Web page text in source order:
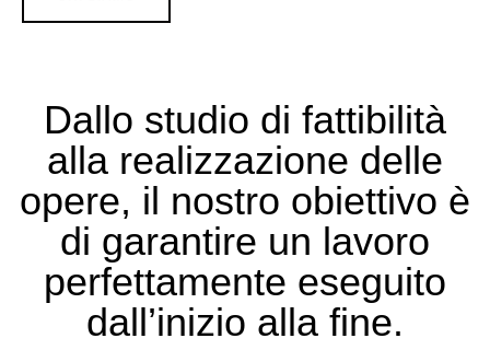
Dallo studio di fattibilità
alla realizzazione delle
opere, il nostro obiettivo è
di garantire un lavoro
perfettamente eseguito
dall’inizio alla fine.